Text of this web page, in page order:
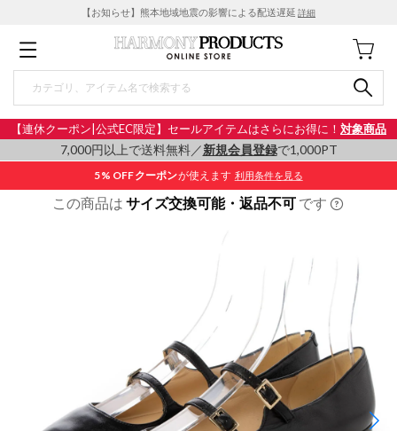
【お知らせ】熊本地域地震の影響による配送遅延 詳細
【連休クーポン|公式EC限定】セールアイテムはさらにお得に！ 対象商品
7,000円以上で送料無料／新規会員登録で1,000PT
5% OFFクーポンが使えます 利用条件を見る
この商品は サイズ交換可能・返品不可 です